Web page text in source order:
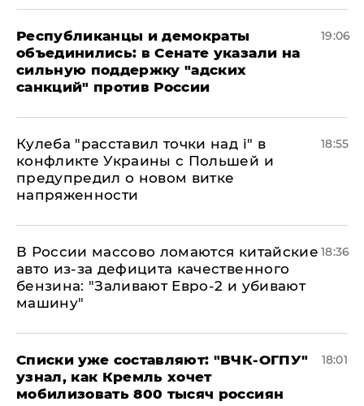
Республиканцы и демократы
объединились: в Сенате указали на
сильную поддержку "адских
санкций" против России
19:06
Кулеба "расставил точки над і" в
конфликте Украины с Польшей и
предупредил о новом витке
напряженности
18:55
В России массово ломаются китайские
авто из-за дефицита качественного
бензина: "Заливают Евро-2 и убивают
машину"
18:36
Списки уже составляют: "ВЧК-ОГПУ"
узнал, как Кремль хочет
мобилизовать 800 тысяч россиян
18:01